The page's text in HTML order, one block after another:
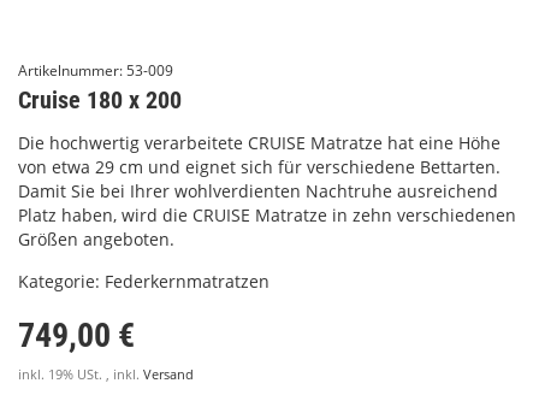
Artikelnummer: 53-009
Cruise 180 x 200
Die hochwertig verarbeitete CRUISE Matratze hat eine Höhe
von etwa 29 cm und eignet sich für verschiedene Bettarten.
Damit Sie bei Ihrer wohlverdienten Nachtruhe ausreichend
Platz haben, wird die CRUISE Matratze in zehn verschiedenen
Größen angeboten.
Kategorie: Federkernmatratzen
749,00 €
inkl. 19% USt. , inkl. Versand